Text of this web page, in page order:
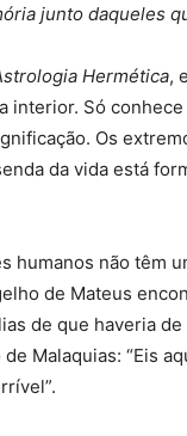
junto daqueles
Hermética,
interior. Só
Os
da vida está
não têm
de Mateus
de que haveria de
Malaquias: “Eis